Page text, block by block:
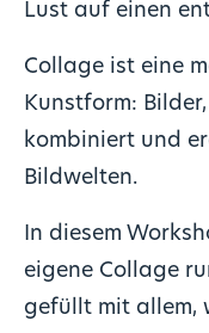
Lust auf einen
Collage ist eine
Kunstform:
kombiniert und
Bildwelten.
In diesem
eigene Collage
gefüllt mit allem,